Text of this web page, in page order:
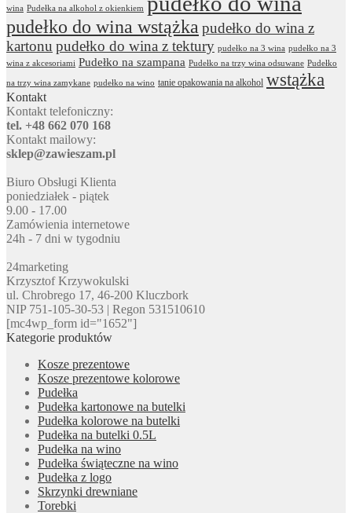
wina Pudełka na alkohol z okienkiem
pudełko do wina wstążka pudełko do wina z
kartonu pudełko do wina z tektury pudełko na 3 wina pudełko na 3
wina z akcesoriami Pudełko na szampana Pudełko na trzy wina odsuwane Pudełko
na trzy wina zamykane pudełko na wino tanie opakowania na alkohol wstążka
Kontakt
Kontakt telefoniczny:
tel. +48 662 070 168
Kontakt mailowy:
sklep@zawieszam.pl
Biuro Obsługi Klienta
poniedziałek - piątek
9.00 - 17.00
Zamówienia internetowe
24h - 7 dni w tygodniu
24marketing
Krzysztof Krzywokulski
ul. Chrobrego 17, 46-200 Kluczbork
NIP 751-105-30-53 | Regon 531510610
[mc4wp_form id="1652"]
Kategorie produktów
Kosze prezentowe
Kosze prezentowe kolorowe
Pudełka
Pudełka kartonowe na butelki
Pudełka kolorowe na butelki
Pudełka na butelki 0.5L
Pudełka na wino
Pudełka świąteczne na wino
Pudełka z logo
Skrzynki drewniane
Torebki